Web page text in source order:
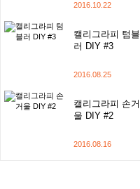
2016.10.22
캘리그라피 텀블
러 DIY #3
2016.08.25
캘리그라피 손거
울 DIY #2
2016.08.16